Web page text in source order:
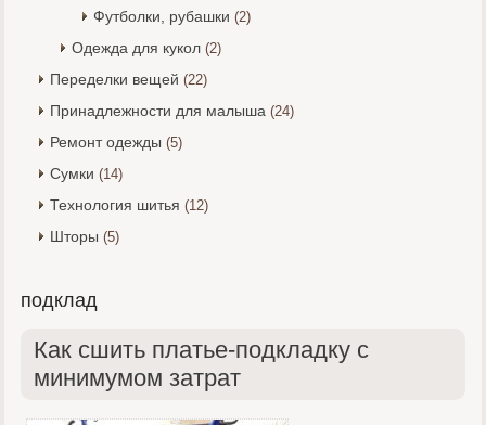
Футболки, рубашки (2)
Одежда для кукол (2)
Переделки вещей (22)
Принадлежности для малыша (24)
Ремонт одежды (5)
Сумки (14)
Технология шитья (12)
Шторы (5)
подклад
Как сшить платье-подкладку с
минимумом затрат